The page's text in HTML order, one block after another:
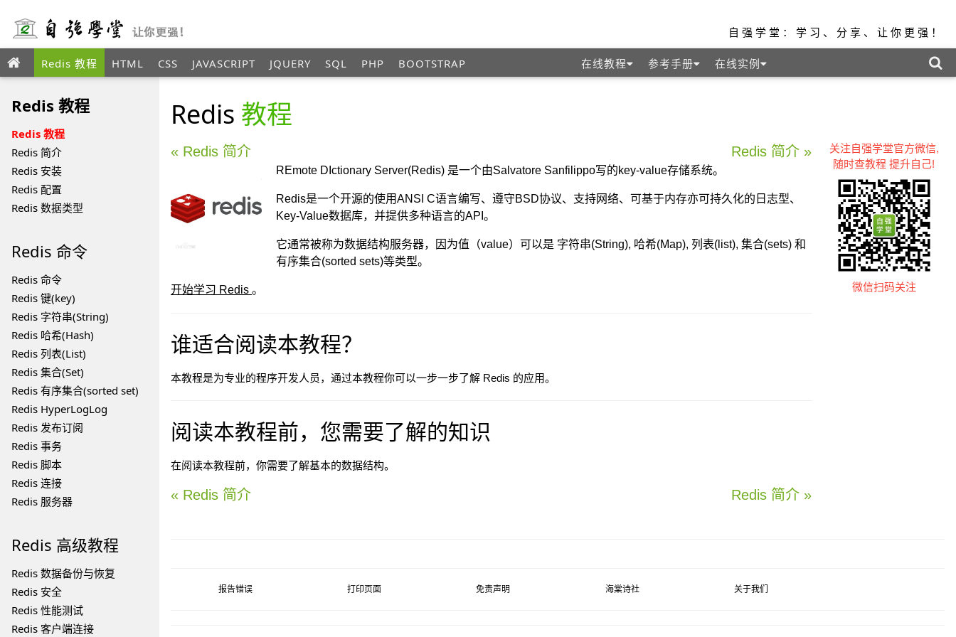
自强学堂：学习、分享、让你更强！
Redis 教程 HTML CSS JAVASCRIPT JQUERY SQL PHP BOOTSTRAP 在线教程 参考手册 在线实例
Redis 教程
Redis 教程
Redis 简介
Redis 安装
Redis 配置
Redis 数据类型
Redis 命令
Redis 命令
Redis 键(key)
Redis 字符串(String)
Redis 哈希(Hash)
Redis 列表(List)
Redis 集合(Set)
Redis 有序集合(sorted set)
Redis HyperLogLog
Redis 发布订阅
Redis 事务
Redis 脚本
Redis 连接
Redis 服务器
Redis 高级教程
Redis 数据备份与恢复
Redis 安全
Redis 性能测试
Redis 客户端连接
Redis 教程
« Redis 简介 Redis 简介 »
REmote DIctionary Server(Redis) 是一个由Salvatore Sanfilippo写的key-value存储系统。
Redis是一个开源的使用ANSI C语言编写、遵守BSD协议、支持网络、可基于内存亦可持久化的日志型、
Key-Value数据库，并提供多种语言的API。
它通常被称为数据结构服务器，因为值（value）可以是 字符串(String), 哈希(Map), 列表(list), 集合(sets) 和
有序集合(sorted sets)等类型。
开始学习 Redis 。
谁适合阅读本教程？
本教程是为专业的程序开发人员，通过本教程你可以一步一步了解 Redis 的应用。
阅读本教程前，您需要了解的知识
在阅读本教程前，你需要了解基本的数据结构。
« Redis 简介 Redis 简介 »
关注自强学堂官方微信,
随时查教程 提升自己!
微信扫码关注
报告错误 打印页面 免责声明 海棠诗社 关于我们